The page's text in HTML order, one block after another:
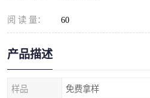
阅 读 量： 60
产品描述
样品 免费拿样